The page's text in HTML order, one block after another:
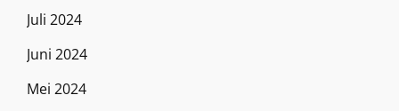
Juli 2024
Juni 2024
Mei 2024